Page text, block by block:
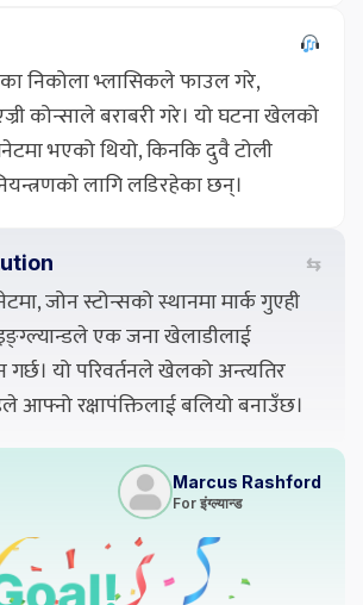
निकोला भ्लासिकले फाउल गरे,
कोन्साले बराबरी गरे। यो घटना खेलको
भएको थियो, किनकि दुवै टोली
लागि लडिरहेका छन्।
⇆
जोन स्टोन्सको स्थानमा मार्क गुएही
एक जना खेलाडीलाई
गर्छ। यो परिवर्तनले खेलको अन्त्यतिर
आफ्नो रक्षापंक्तिलाई बलियो बनाउँछ।
Marcus Rashford
For इंग्ल्यान्ड